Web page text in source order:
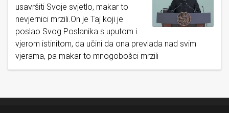
usavršiti Svoje svjetlo, makar to
nevjernici mrzili.On je Taj koji je
poslao Svog Poslanika s uputom i
vjerom istinitom, da učini da ona prevlada nad svim
vjerama, pa makar to mnogobošci mrzili